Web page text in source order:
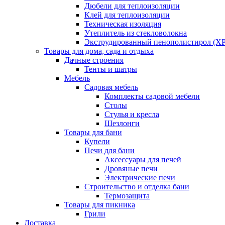
Дюбели для теплоизоляции
Клей для теплоизоляции
Техническая изоляция
Утеплитель из стекловолокна
Экструдированный пенополистирол
Товары для дома, сада и отдыха
Дачные строения
Тенты и шатры
Мебель
Садовая мебель
Комплекты садовой мебели
Столы
Стулья и кресла
Шезлонги
Товары для бани
Купели
Печи для бани
Аксессуары для печей
Дровяные печи
Электрические печи
Строительство и отделка бани
Термозащита
Товары для пикника
Грили
Доставка